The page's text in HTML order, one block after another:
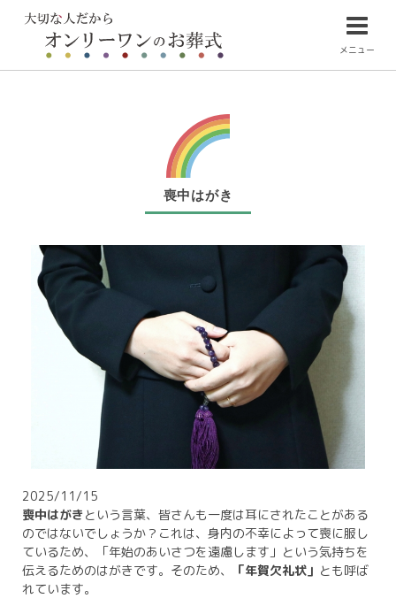
メニュー
喪中はがき
2025/11/15
喪中はがきという言葉、皆さんも一度は耳にされたことがある
のではないでしょうか？これは、身内の不幸によって喪に服し
ているため、「年始のあいさつを遠慮します」という気持ちを
伝えるためのはがきです。そのため、
「年賀欠礼状」 とも呼ば
れています。